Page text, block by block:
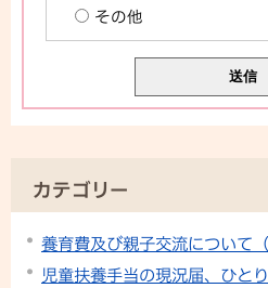
その他
カテゴリー
養育費及び親子交流について（
児童扶養手当の現況届、ひと